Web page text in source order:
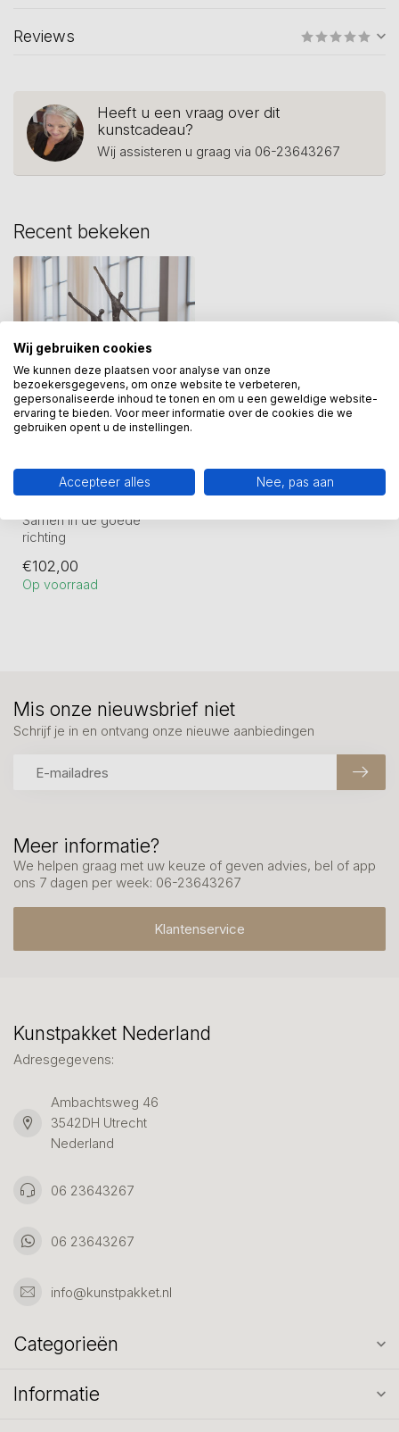
Reviews
Heeft u een vraag over dit
kunstcadeau?
Wij assisteren u graag via 06-23643267
Recent bekeken
richting verbonsd
beeld
Samen in de goede
richting
MA00646SB
Hoogte 19 cm
€102,00
Op voorraad
Meer informatie?
We helpen graag met uw keuze of geven advies, bel of app
ons 7 dagen per week: 06-23643267
Klantenservice
Mis onze nieuwsbrief niet
Schrijf je in en ontvang onze nieuwe aanbiedingen
Kunstpakket Nederland
Adresgegevens:
Ambachtsweg 46
3542DH Utrecht
Nederland
06 23643267
06 23643267
info@kunstpakket.nl
Categorieën
Informatie
Wij gebruiken cookies
We kunnen deze plaatsen voor analyse van onze
bezoekersgegevens, om onze website te verbeteren,
gepersonaliseerde inhoud te tonen en om u een geweldige website-
ervaring te bieden. Voor meer informatie over de cookies die we
gebruiken opent u de instellingen.
Accepteer alles Nee, pas aan